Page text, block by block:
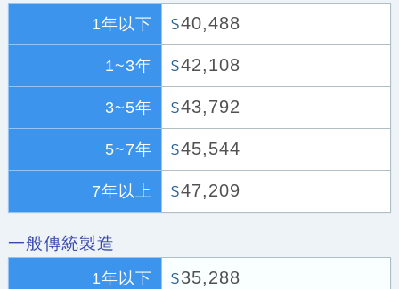
1年以下 $40,488
1~3年 $42,108
3~5年 $43,792
5~7年 $45,544
7年以上 $47,209
一般傳統製造
1年以下 $35,288